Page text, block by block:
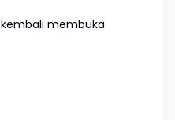
kembali membuka